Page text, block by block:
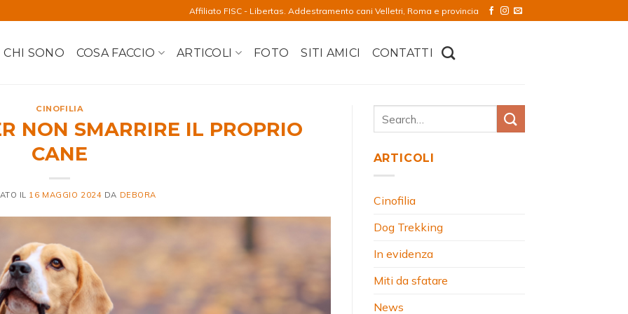
Affiliato FISC - Libertas. Addestramento cani Velletri, Roma e provincia
CHI SONO COSA FACCIO ARTICOLI FOTO SITI AMICI CONTATTI
CINOFILIA
NON SMARRIRE IL PROPRIO
CANE
IL 16 MAGGIO 2024 DA DEBORA
ARTICOLI
Cinofilia
Dog Trekking
In evidenza
Miti da sfatare
News